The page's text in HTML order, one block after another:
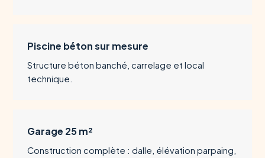
Piscine béton sur mesure
Structure béton banché, carrelage et local
technique.
Garage 25 m²
Construction complète : dalle, élévation parpaing,